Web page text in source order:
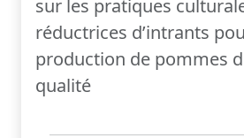
sur les pratiques
réductrices d’intrants
production de pommes
qualité